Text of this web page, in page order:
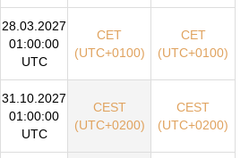
28.03.2027
01:00:00
UTC
CET
(UTC+0100)
CET
(UTC+0100)
31.10.2027
01:00:00
UTC
CEST
(UTC+0200)
CEST
(UTC+0200)